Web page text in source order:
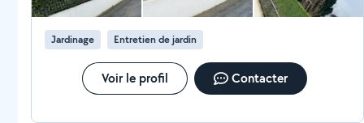
Jardinage Entretien de jardin
Voir le profil Contacter